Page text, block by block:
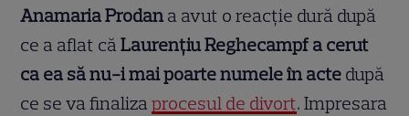
Anamaria Prodan a avut o reacție dură după
ce a aflat căLaurențiu Reghecampf a cerut
ca ea să nu-i mai poarte numele în acte după
ce se va finalizaprocesul de divorț. Impresara